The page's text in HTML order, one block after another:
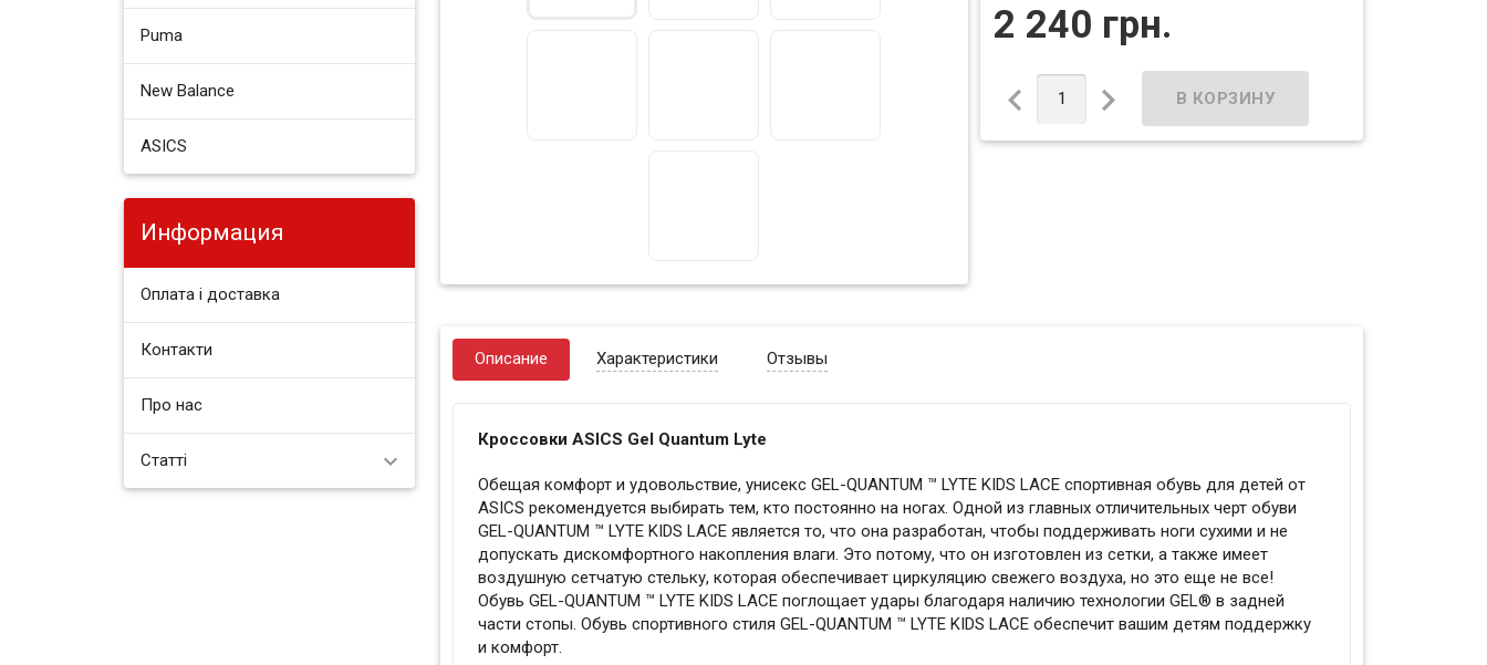
Puma
New Balance
ASICS
Информация
Оплата і доставка
Контакти
Про нас
Статті
2 240 грн.
Описание Характеристики Отзывы
Кроссовки ASICS Gel Quantum Lyte
Обещая комфорт и удовольствие, унисекс GEL-QUANTUM ™ LYTE KIDS LACE спортивная обувь для детей от
ASICS рекомендуется выбирать тем, кто постоянно на ногах. Одной из главных отличительных черт обуви
GEL-QUANTUM ™ LYTE KIDS LACE является то, что она разработан, чтобы поддерживать ноги сухими и не
допускать дискомфортного накопления влаги. Это потому, что он изготовлен из сетки, а также имеет
воздушную сетчатую стельку, которая обеспечивает циркуляцию свежего воздуха, но это еще не все!
Обувь GEL-QUANTUM ™ LYTE KIDS LACE поглощает удары благодаря наличию технологии GEL® в задней
части стопы. Обувь спортивного стиля GEL-QUANTUM ™ LYTE KIDS LACE обеспечит вашим детям поддержку
и комфорт.